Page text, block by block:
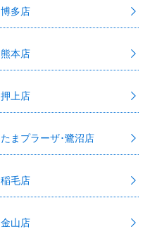
博多店
熊本店
押上店
たまプラーザ･鷺沼店
稲毛店
金山店